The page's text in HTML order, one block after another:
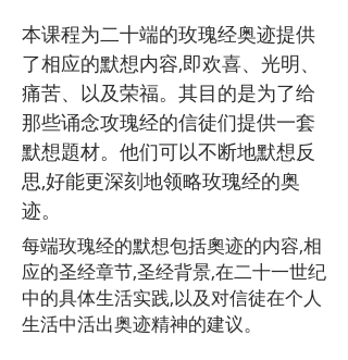
本课程为二十端的玫瑰经奥迹提供
了相应的默想内容,即欢喜、光明、
痛苦、以及荣福。其目的是为了给
那些诵念攻瑰经的信徒们提供一套
默想題材。他们可以不断地默想反
思,好能更深刻地领略玫瑰经的奥
迹。
每端玫瑰经的默想包括奧迹的内容,相
应的圣经章节,圣经背景,在二十一世纪
中的具体生活实践,以及对信徒在个人
生活中活出奥迹精神的建议。